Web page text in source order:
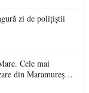
zi de polițiștii
Cele mai
din Maramureș,